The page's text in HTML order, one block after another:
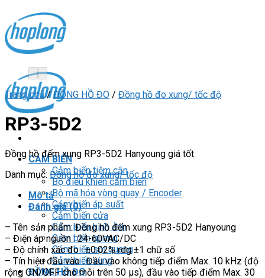
content
CẢM BIẾN
Cảm biến tiệm cận
Bộ điều khiển cảm biến
Bộ mã hóa vòng quay / Encoder
Cảm biến áp suất
Cảm biến cửa
Cảm biến hình ảnh
Cảm biến quang
Cảm biến sợi quang
Cảm biến vùng
ĐỒNG HỒ ĐO
Trang chủ / ĐỒNG HỒ ĐO / Đồng hồ đo xung/ tốc độ
RP3-5D2
Đồng hồ đếm xung RP3-5D2 Hanyoung giá tốt
Danh mục: Đồng hồ đo xung/ tốc độ
Mô tả
Đánh giá (0)
– Tên sản phẩm: Đồng hồ đếm xung RP3-5D2 Hanyoung
– Điện áp nguồn : 24-60VAC/DC
– Độ chính xác đo : ±0.02% rdg ±1 chữ số
– Tín hiệu đầu vào : Đầu vào không tiếp điểm Max. 10 kHz (độ
rộng ON/OFF cho mỗi trên 50 µs), đầu vào tiếp điểm Max. 30